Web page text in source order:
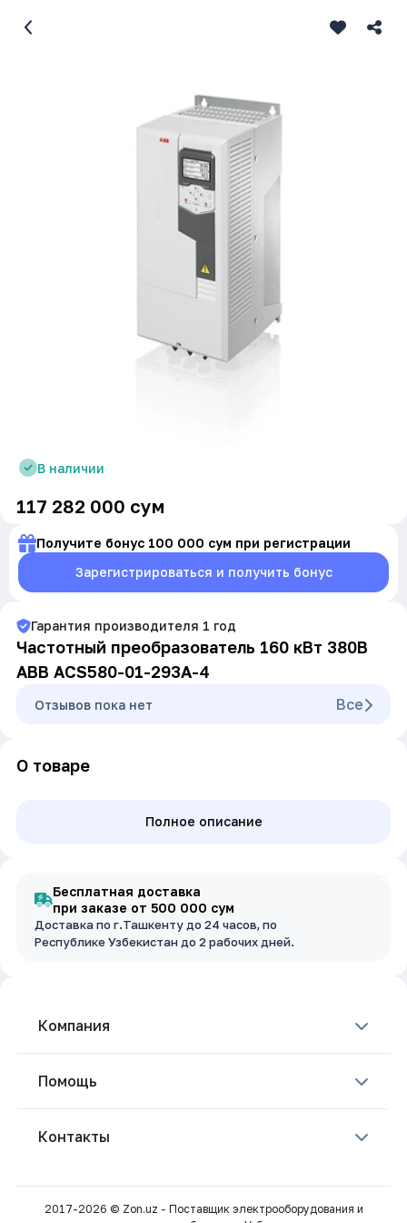
В наличии
117 282 000 сум
Получите бонус 100 000 сум при регистрации
Зарегистрироваться и получить бонус
Гарантия производителя 1 год
Частотный преобразователь 160 кВт 380В
ABB ACS580-01-293A-4
Oтзывов пока нет Все
О товаре
Полное описание
Бесплатная доставка
при заказе от 500 000 сум
Доставка по г.Ташкенту до 24 часов, по
Республике Узбекистан до 2 рабочих дней.
Компания
Помощь
Контакты
2017-2026 © Zon.uz - Поставщик электрооборудования и